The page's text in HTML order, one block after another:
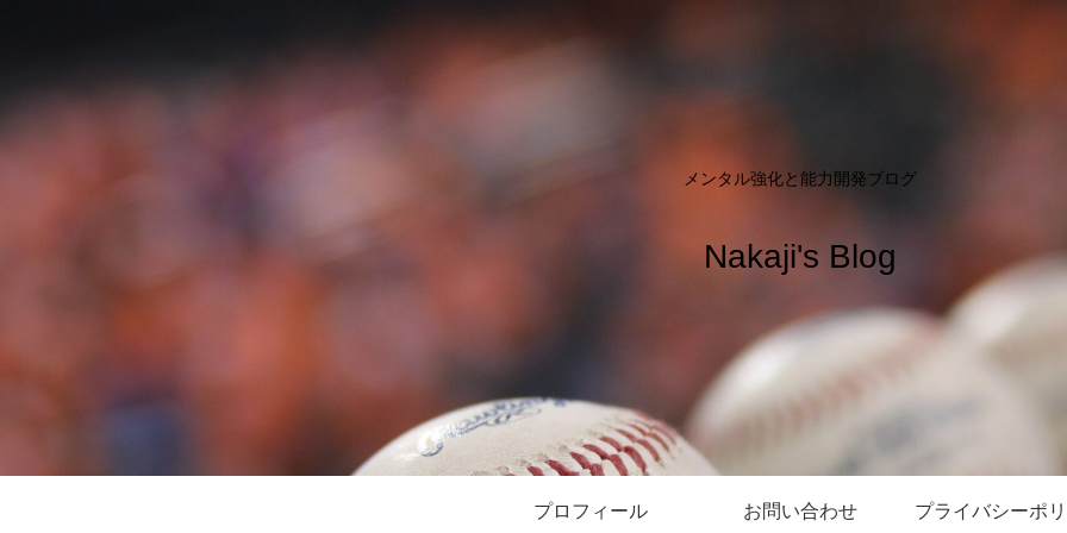
メンタル強化と能力開発ブログ
Nakaji's Blog
プロフィール お問い合わせ プライバシーポ